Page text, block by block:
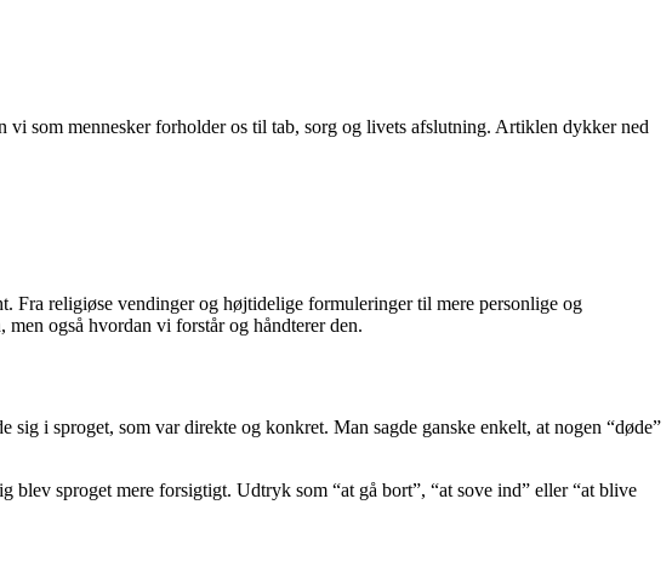
som mennesker forholder os til tab, sorg og livets afslutning. Artiklen dykker ned
Fra religiøse vendinger og højtidelige formuleringer til mere personlige og
også hvordan vi forstår og håndterer den.
i sproget, som var direkte og konkret. Man sagde ganske enkelt, at nogen “døde”
sproget mere forsigtigt. Udtryk som “at gå bort”, “at sove ind” eller “at blive